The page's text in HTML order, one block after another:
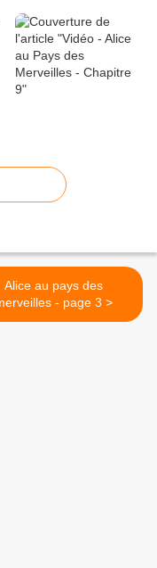
Alice au pays des
merveilles - page 3 >